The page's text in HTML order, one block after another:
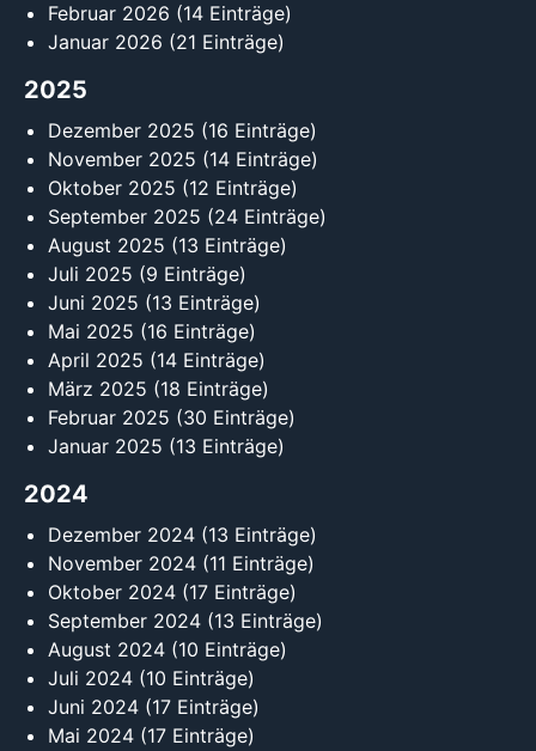
Februar 2026 (14 Einträge)
Januar 2026 (21 Einträge)
2025
Dezember 2025 (16 Einträge)
November 2025 (14 Einträge)
Oktober 2025 (12 Einträge)
September 2025 (24 Einträge)
August 2025 (13 Einträge)
Juli 2025 (9 Einträge)
Juni 2025 (13 Einträge)
Mai 2025 (16 Einträge)
April 2025 (14 Einträge)
März 2025 (18 Einträge)
Februar 2025 (30 Einträge)
Januar 2025 (13 Einträge)
2024
Dezember 2024 (13 Einträge)
November 2024 (11 Einträge)
Oktober 2024 (17 Einträge)
September 2024 (13 Einträge)
August 2024 (10 Einträge)
Juli 2024 (10 Einträge)
Juni 2024 (17 Einträge)
Mai 2024 (17 Einträge)